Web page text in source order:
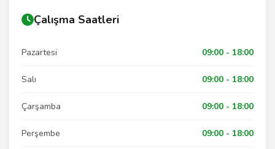
Çalışma Saatleri
Pazartesi 09:00 - 18:00
Salı 09:00 - 18:00
Çarşamba 09:00 - 18:00
Perşembe 09:00 - 18:00